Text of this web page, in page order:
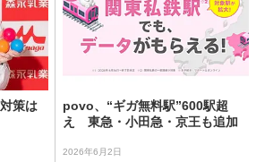
策は
povo、“ギガ無料駅”600駅超
え 東急・小田急・京王も追加
2026年6月2日